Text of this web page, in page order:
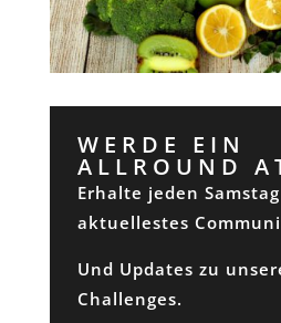
WERDE EIN
ALLROUND
Erhalte jeden
aktuellestes
Und Updates zu
Challenges.